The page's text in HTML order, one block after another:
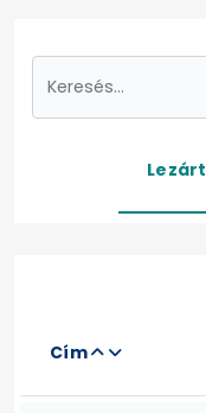
Lezárt
Cím